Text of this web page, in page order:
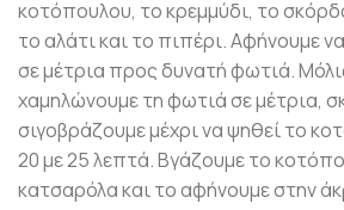
κοτόπουλου, το κρεμμύδι, το
το αλάτι και το πιπέρι. Αφήνουμε
σε μέτρια προς δυνατή φωτιά.
χαμηλώνουμε τη φωτιά σε μέτρια,
σιγοβράζουμε μέχρι να ψηθεί το
20 με 25 λεπτά. Βγάζουμε το
κατσαρόλα και το αφήνουμε στην